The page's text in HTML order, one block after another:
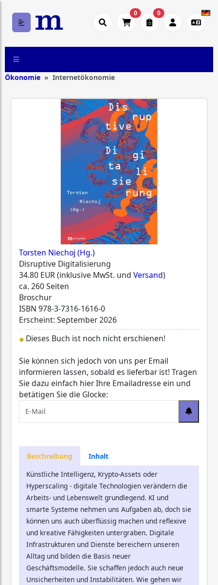
0 0
Ökonomie Internetökonomie
Torsten Niechoj (Hg.)
Disruptive Digitalisierung
34.80 EUR (inklusive MwSt. und Versand)
ca. 260 Seiten
Broschur
ISBN 978-3-7316-1616-0
Erscheint: September 2026
Dieses Buch ist noch nicht erschienen!
Sie können sich jedoch von uns per Email
informieren lassen, sobald es lieferbar ist! Tragen
Sie dazu einfach hier Ihre Emailadresse ein und
betätigen Sie die Glocke:
Beschreibung
Inhalt
Künstliche Intelligenz, Krypto-Assets oder
Hyperscaling - digitale Technologien verändern die
Arbeits- und Lebenswelt grundlegend. KI und
smarte Systeme nehmen uns Aufgaben ab, doch sie
können uns auch überflüssig machen und reflexive
und kreative Fähigkeiten untergraben. Digitale
Infrastrukturen und Dienste bereichern unseren
Alltag und bilden die Basis neuer
Geschäftsmodelle. Sie schaffen jedoch auch neue
Unsicherheiten und Instabilitäten. Wie gehen wir